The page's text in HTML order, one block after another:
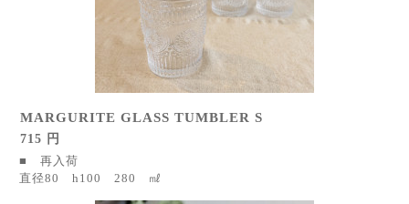
MARGURITE GLASS TUMBLER S
715 円
■ 再入荷
直径80 h100 280 ㎖